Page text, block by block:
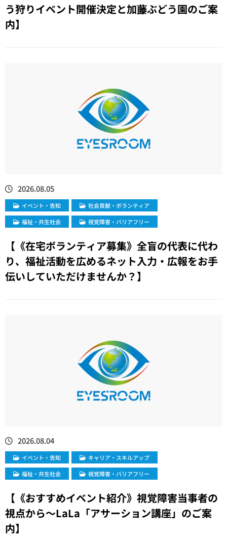
う狩りイベント開催決定と加藤ぶどう園のご案
内】
2026.08.05
イベント・告知
社会貢献・ボランティア
福祉・共生社会
視覚障害・バリアフリー
【《在宅ボランティア募集》全盲の代表に代わ
り、福祉活動を広めるネット入力・広報をお手
伝いしていただけませんか？】
2026.08.04
イベント・告知
キャリア・スキルアップ
福祉・共生社会
視覚障害・バリアフリー
【《おすすめイベント紹介》視覚障害当事者の
視点から〜LaLa「アサーション講座」のご案
内】